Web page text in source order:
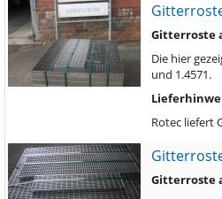
Gitterroste
Die hier
und 1.4571.
Rotec liefert
Gitterroste